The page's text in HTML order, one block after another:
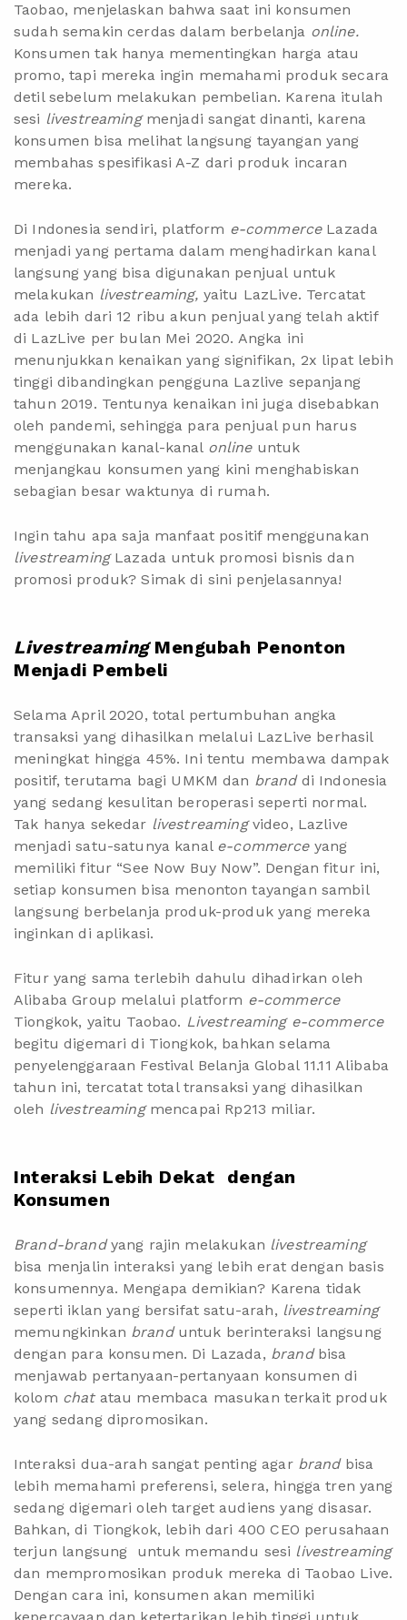
Taobao, menjelaskan bahwa saat ini konsumen
sudah semakin cerdas dalam berbelanja online.
Konsumen tak hanya mementingkan harga atau
promo, tapi mereka ingin memahami produk secara
detil sebelum melakukan pembelian. Karena itulah
sesi livestreaming menjadi sangat dinanti, karena
konsumen bisa melihat langsung tayangan yang
membahas spesifikasi A-Z dari produk incaran
mereka.
Di Indonesia sendiri, platform e-commerce Lazada
menjadi yang pertama dalam menghadirkan kanal
langsung yang bisa digunakan penjual untuk
melakukan livestreaming, yaitu LazLive. Tercatat
ada lebih dari 12 ribu akun penjual yang telah aktif
di LazLive per bulan Mei 2020. Angka ini
menunjukkan kenaikan yang signifikan, 2x lipat lebih
tinggi dibandingkan pengguna Lazlive sepanjang
tahun 2019. Tentunya kenaikan ini juga disebabkan
oleh pandemi, sehingga para penjual pun harus
menggunakan kanal-kanal online untuk
menjangkau konsumen yang kini menghabiskan
sebagian besar waktunya di rumah.
Ingin tahu apa saja manfaat positif menggunakan
livestreaming Lazada untuk promosi bisnis dan
promosi produk? Simak di sini penjelasannya!
Livestreaming Mengubah Penonton
Menjadi Pembeli
Selama April 2020, total pertumbuhan angka
transaksi yang dihasilkan melalui LazLive berhasil
meningkat hingga 45%. Ini tentu membawa dampak
positif, terutama bagi UMKM dan brand di Indonesia
yang sedang kesulitan beroperasi seperti normal.
Tak hanya sekedar livestreamingvideo, Lazlive
menjadi satu-satunya kanal e-commerce yang
memiliki fitur “See Now Buy Now”. Dengan fitur ini,
setiap konsumen bisa menonton tayangan sambil
langsung berbelanja produk-produk yang mereka
inginkan di aplikasi.
Fitur yang sama terlebih dahulu dihadirkan oleh
Alibaba Group melalui platform e-commerce
Tiongkok, yaitu Taobao. Livestreaming e-commerce
begitu digemari di Tiongkok, bahkan selama
penyelenggaraan Festival Belanja Global 11.11 Alibaba
tahun ini, tercatat total transaksi yang dihasilkan
oleh livestreaming mencapai Rp213 miliar.
Interaksi Lebih Dekat dengan
Konsumen
Brand-brandyang rajin melakukan livestreaming
bisa menjalin interaksi yang lebih erat dengan basis
konsumennya. Mengapa demikian? Karena tidak
seperti iklan yang bersifat satu-arah, livestreaming
memungkinkan brand untuk berinteraksi langsung
dengan para konsumen. Di Lazada, brand bisa
menjawab pertanyaan-pertanyaan konsumen di
kolom chatatau membaca masukan terkait produk
yang sedang dipromosikan.
Interaksi dua-arah sangat penting agar brand bisa
lebih memahami preferensi, selera, hingga tren yang
sedang digemari oleh target audiens yang disasar.
Bahkan, di Tiongkok, lebih dari 400 CEO perusahaan
terjun langsung untuk memandu sesi livestreaming
dan mempromosikan produk mereka di Taobao Live.
Dengan cara ini, konsumen akan memiliki